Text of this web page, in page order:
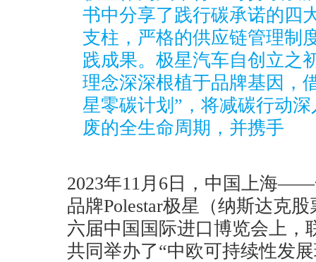
书中分享了践行碳承诺的四
支柱，严格的供应链管理制
践成果。极星汽车自创立之
理念深深根植于品牌基因，
星零碳计划”，将减碳行动
废的全生命周期，并携手
2023年11月6日，中国上海
品牌Polestar极星（纳斯达克
六届中国国际进口博览会上，
共同举办了“中欧可持续性发